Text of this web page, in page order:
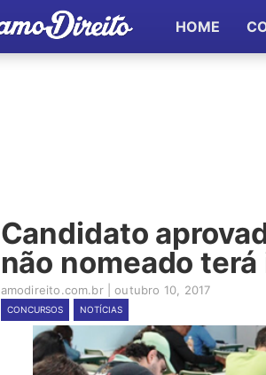
HOME
Candidato
não nomeado
amodireito.com.br outubro 10, 2017
CONCURSOS NOTÍCIAS